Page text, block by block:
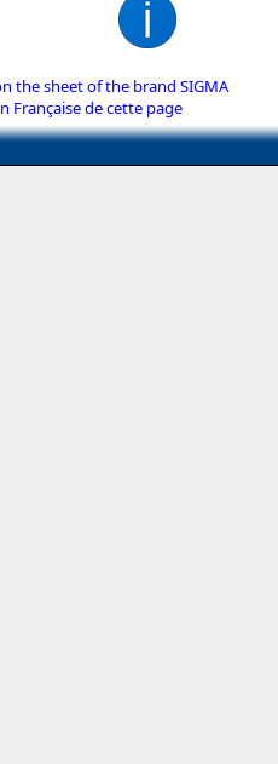
the sheet of the brand SIGMA
Française de cette page